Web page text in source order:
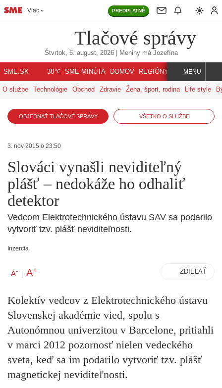
Viac PREDPLATNÉ
Tlačové správy
Štvrtok, 6. august, 2026| Meniny má Jozefína
SME.SK 38℃ SME MINÚTA DOMOV REGIÓNY INDEX SVET
MENU
O službe Technológie Obchod Zdravie Žena, šport, rodina Life style
OBJEDNAŤ TLAČOVÉ SPRÁVY VŠETKO O SLUŽBE
3. nov 2015 o 23:50
Slováci vynašli neviditeľný
plášť – nedokáže ho odhaliť
detektor
Vedcom Elektrotechnického ústavu SAV sa podarilo
vytvoriť tzv. plášť neviditeľnosti.
Inzercia
A- | A+ ZDIEĽAŤ
Kolektív vedcov z Elektrotechnického ústavu
Slovenskej akadémie vied, spolu s
Autonómnou univerzitou v Barcelone, pritiahli
v marci 2012 pozornosť nielen vedeckého
sveta, keď sa im podarilo vytvoriť tzv. plášť
magnetickej neviditeľnosti.